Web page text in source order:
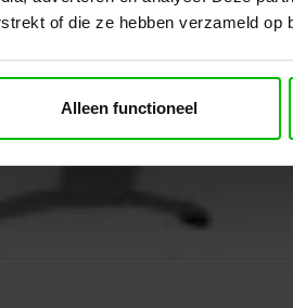
of die ze hebben verzameld op
Alleen functioneel